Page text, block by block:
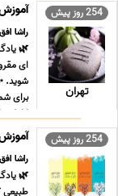
254 روز پیش
تهران
راشا افق
🌿
ای
شوید.
برای
کامل
254 روز پیش
راشا افق
🌿
طبیعی